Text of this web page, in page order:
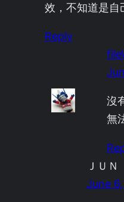
效，不知道是自
Reply
沒
無
ＪＵＮ
June